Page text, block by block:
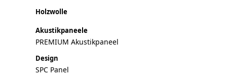
Holzwolle
Akustikpaneele
PREMIUM Akustikpaneel
Design
SPC Panel